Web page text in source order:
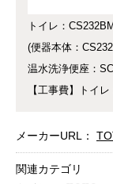
トイレ：
(便器本体：
温水洗浄便座：
【工事費】トイ
メーカーURL：
関連カテゴリ